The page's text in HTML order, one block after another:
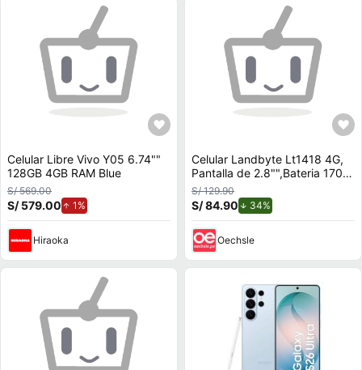
Celular Libre Vivo Y05 6.74""
128GB 4GB RAM Blue
S/ 569.00
S/ 579.00 1%
Hiraoka
Celular Landbyte Lt1418 4G,
Pantalla de 2.8"",Bateria 1700
mAh, Radio FM
S/ 129.90
S/ 84.90 34%
Oechsle